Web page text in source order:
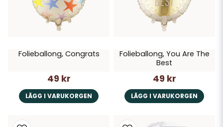
Folieballong, Congrats
49 kr
LÄGG I VARUKORGEN
Folieballong, You Are The
Best
49 kr
LÄGG I VARUKORGEN